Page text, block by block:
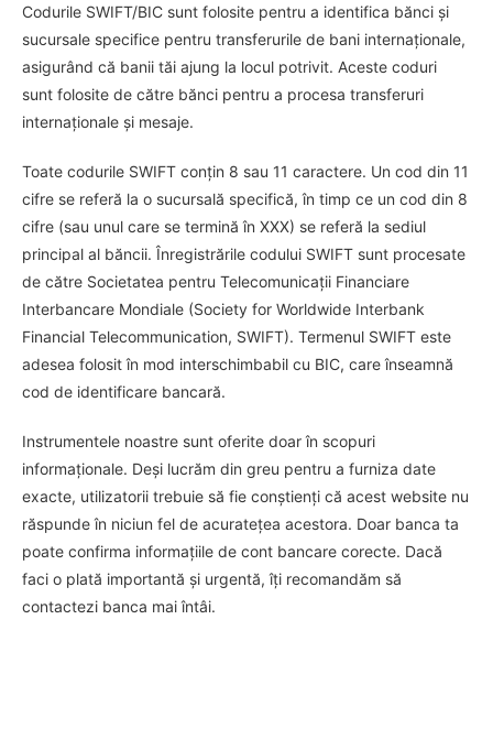
Codurile SWIFT/BIC sunt folosite pentru a identifica bănci și
sucursale specifice pentru transferurile de bani internaționale,
asigurând că banii tăi ajung la locul potrivit. Aceste coduri
sunt folosite de către bănci pentru a procesa transferuri
internaționale și mesaje.
Toate codurile SWIFT conțin 8 sau 11 caractere. Un cod din 11
cifre se referă la o sucursală specifică, în timp ce un cod din 8
cifre (sau unul care se termină în XXX) se referă la sediul
principal al băncii. Înregistrările codului SWIFT sunt procesate
de către Societatea pentru Telecomunicații Financiare
Interbancare Mondiale (Society for Worldwide Interbank
Financial Telecommunication, SWIFT). Termenul SWIFT este
adesea folosit în mod interschimbabil cu BIC, care înseamnă
cod de identificare bancară.
Instrumentele noastre sunt oferite doar în scopuri
informaționale. Deși lucrăm din greu pentru a furniza date
exacte, utilizatorii trebuie să fie conștienți că acest website nu
răspunde în niciun fel de acuratețea acestora. Doar banca ta
poate confirma informațiile de cont bancare corecte. Dacă
faci o plată importantă și urgentă, îți recomandăm să
contactezi banca mai întâi.